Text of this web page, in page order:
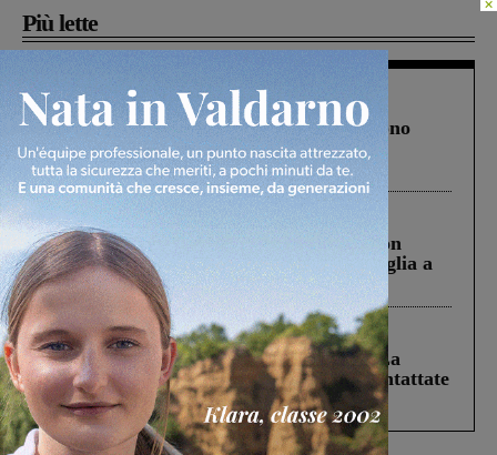
Più lette
Cronaca 4 Agosto 2026
Un anno fa la strage in A1 in cui morirono
Gianni, Giulia e Franco. Lo schianto, il
processo, lo stop ai sorpassi fra tir....
Cronaca 3 Agosto 2026
Scomparso da una struttura di Castiglion
Fiorentino l’uomo che aveva ucciso la figlia a
Levane nel 2020
Cronaca 5 Agosto 2026
Continuano le ricerche di Miah Billal. La
Prefettura: “In caso di avvistamento contattate
il 112”